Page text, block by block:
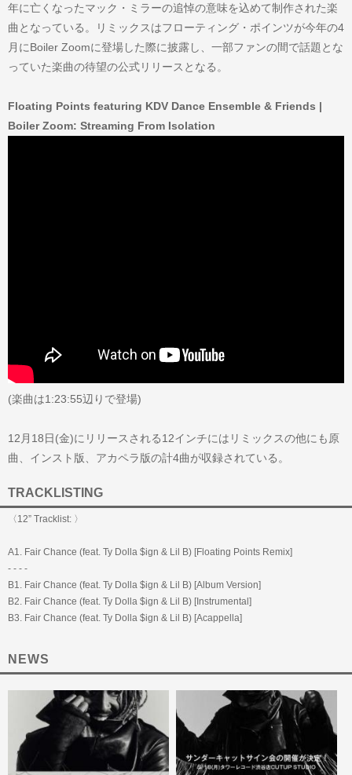
年に亡くなったマック・ミラーの追悼の意味を込めて制作された楽
曲となっている。リミックスはフローティング・ポインツが今年の4
月にBoiler Zoomに登場した際に披露し、一部ファンの間で話題とな
っていた楽曲の待望の公式リリースとなる。
Floating Points featuring KDV Dance Ensemble & Friends |
Boiler Zoom: Streaming From Isolation
(楽曲は1:23:55辺りで登場)
12月18日(金)にリリースされる12インチにはリミックスの他にも原
曲、インスト版、アカペラ版の計4曲が収録されている。
TRACKLISTING
〈12” Tracklist: 〉
A1. Fair Chance (feat. Ty Dolla $ign & Lil B) [Floating Points Remix]
- - - -
B1. Fair Chance (feat. Ty Dolla $ign & Lil B) [Album Version]
B2. Fair Chance (feat. Ty Dolla $ign & Lil B) [Instrumental]
B3. Fair Chance (feat. Ty Dolla $ign & Lil B) [Acappella]
NEWS